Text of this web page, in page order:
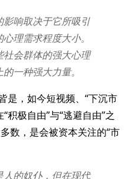
响取决于它所吸引
理需求程度大小。
会群体的强大心理
一种强大力量。
是，如今短视频、“下沉市
积极自由”与“逃避自由”之
数，是会被资本关注的“市
人的奴仆，但在现代